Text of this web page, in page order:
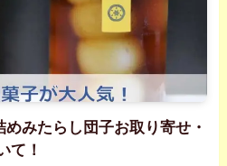
みたらし団子お取り寄せ・
て！